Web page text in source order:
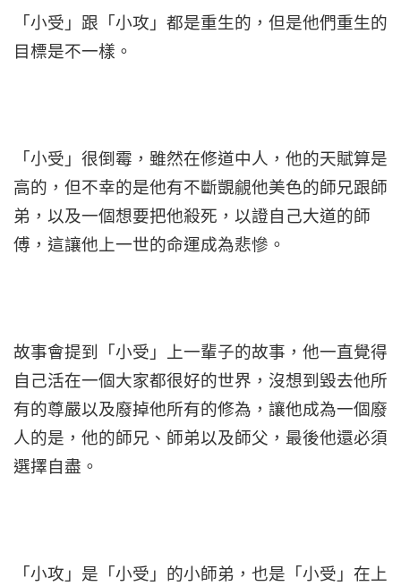
「小受」跟「小攻」都是重生的，但是他們重生的
目標是不一樣。
「小受」很倒霉，雖然在修道中人，他的天賦算是
高的，但不幸的是他有不斷覬覦他美色的師兄跟師
弟，以及一個想要把他殺死，以證自己大道的師
傅，這讓他上一世的命運成為悲慘。
故事會提到「小受」上一輩子的故事，他一直覺得
自己活在一個大家都很好的世界，沒想到毀去他所
有的尊嚴以及廢掉他所有的修為，讓他成為一個廢
人的是，他的師兄、師弟以及師父，最後他還必須
選擇自盡。
「小攻」是「小受」的小師弟，也是「小受」在上